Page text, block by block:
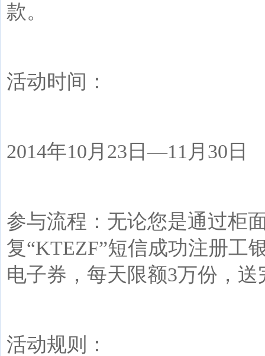
款。
活动时间：
2014年10月 23 日—11 月 30 日
参与流程：无论您是通过柜
复“KTEZF”短信成功注册工
电子券，每天限额3万份，送
活动规则：